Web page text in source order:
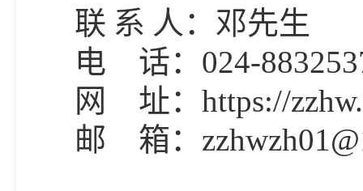
联 系 人： 邓先生
电
话： 024-
网
址： https://
邮
箱：